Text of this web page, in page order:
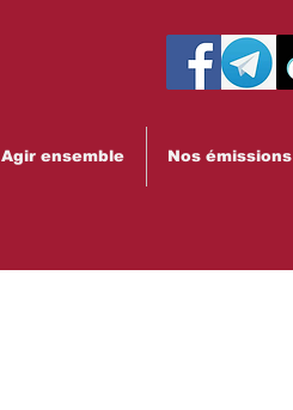
Agir ensemble Nos émissions